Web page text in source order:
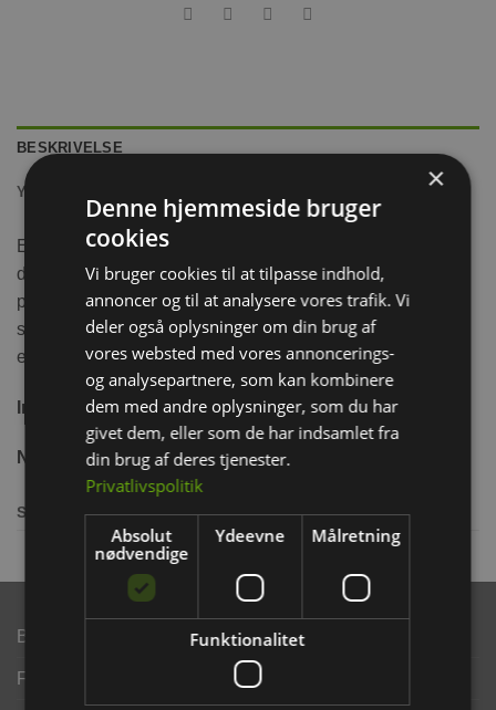
BESKRIVELSE
YDERLIGERE INFORMATION
Et gnaverliv som i naturen med sunde vilde græsser i
deres mest originale form. Afhængigt af høsttidspunktet
pakker vi sæsongræsset frisk i posen. Vilde græsser er
særligt rige på råfibre og er en naturlig forandring for
enhver gnaver, der ellers kun kan findes i naturen.
Indhold: 80g
Næringsindhold:
Sammensætning: 100% tørrede Naturgræshøst
Brand
Finansering ANYDAY
×
Denne hjemmeside bruger
cookies
Vi bruger cookies til at tilpasse indhold,
annoncer og til at analysere vores trafik. Vi
deler også oplysninger om din brug af
vores websted med vores annoncerings-
og analysepartnere, som kan kombinere
dem med andre oplysninger, som du har
givet dem, eller som de har indsamlet fra
din brug af deres tjenester.
Privatlivspolitik
Absolut
nødvendige
Ydeevne Målretning
Funktionalitet